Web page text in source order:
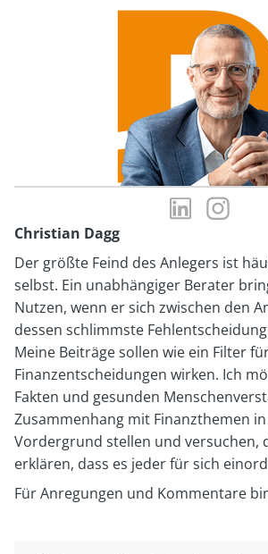
LinkedIn-
Profil
Christian
DaggDagg
Christian Dagg
Der größte Feind des Anlegers ist
selbst. Ein unabhängiger Berater
Nutzen, wenn er sich zwischen den
dessen schlimmste
Meine Beiträge sollen wie ein Filter
Finanzentscheidungen wirken. Ich
Fakten und gesunden
Zusammenhang mit Finanzthemen
Vordergrund stellen und versuchen,
erklären, dass es jeder für sich
Für Anregungen und Kommentare